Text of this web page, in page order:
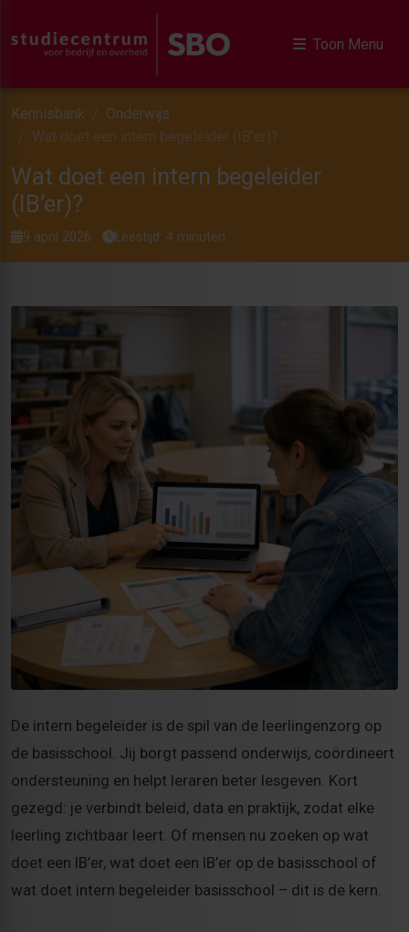
Toon Menu
Kennisbank
Onderwijs
Wat doet een intern begeleider (IB’er)?
Wat doet een intern begeleider
(IB’er)?
9 april 2026 Leestijd: 4 minuten
De intern begeleider is de spil van de leerlingenzorg op
de basisschool. Jij borgt passend onderwijs, coördineert
ondersteuning en helpt leraren beter lesgeven. Kort
gezegd: je verbindt beleid, data en praktijk, zodat elke
leerling zichtbaar leert. Of mensen nu zoeken op wat
doet een IB’er, wat doet een IB’er op de basisschool of
wat doet intern begeleider basisschool – dit is de kern.